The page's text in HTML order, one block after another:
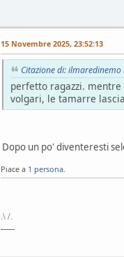
15 Novembre 2025, 23:52:13
Citazione di:
perfetto ragazzi.
volgari, le tamarre
Dopo un po' diventeresti
Piace a 1 persona
.\ /.
-----